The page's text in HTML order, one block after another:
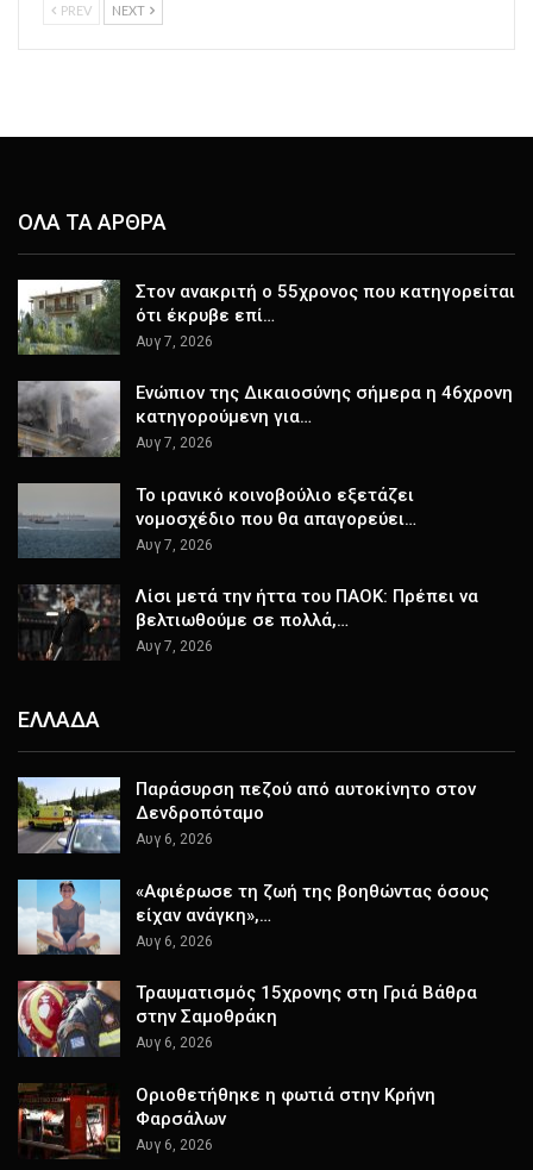
PREV NEXT
ΟΛΑ ΤΑ ΑΡΘΡΑ
Στον ανακριτή ο 55χρονος που κατηγορείται
ότι έκρυβε επί…
Αυγ 7, 2026
Ενώπιον της Δικαιοσύνης σήμερα η 46χρονη
κατηγορούμενη για…
Αυγ 7, 2026
Το ιρανικό κοινοβούλιο εξετάζει
νομοσχέδιο που θα απαγορεύει…
Αυγ 7, 2026
Λίσι μετά την ήττα του ΠΑΟΚ: Πρέπει να
βελτιωθούμε σε πολλά,…
Αυγ 7, 2026
ΕΛΛΑΔΑ
Παράσυρση πεζού από αυτοκίνητο στον
Δενδροπόταμο
Αυγ 6, 2026
«Αφιέρωσε τη ζωή της βοηθώντας όσους
είχαν ανάγκη»,…
Αυγ 6, 2026
Τραυματισμός 15χρονης στη Γριά Βάθρα
στην Σαμοθράκη
Αυγ 6, 2026
Οριοθετήθηκε η φωτιά στην Κρήνη
Φαρσάλων
Αυγ 6, 2026